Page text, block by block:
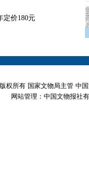
价180元
版权所有 国家文物局主管
网站管理：中国文物报社